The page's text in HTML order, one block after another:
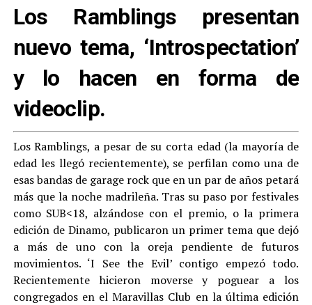
Los Ramblings presentan
nuevo tema, ‘Introspectation’
y lo hacen en forma de
videoclip.
Los Ramblings, a pesar de su corta edad (la mayoría de
edad les llegó recientemente), se perfilan como una de
esas bandas de garage rock que en un par de años petará
más que la noche madrileña. Tras su paso por festivales
como SUB<18, alzándose con el premio, o la primera
edición de Dinamo, publicaron un primer tema que dejó
a más de uno con la oreja pendiente de futuros
movimientos. ‘I See the Evil’ contigo empezó todo.
Recientemente hicieron moverse y poguear a los
congregados en el Maravillas Club en la última edición